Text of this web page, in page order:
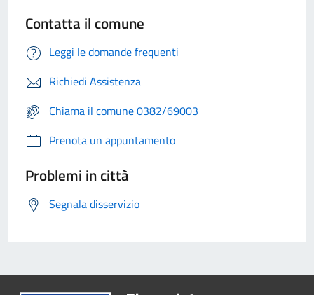
Contatta il comune
Leggi le domande frequenti
Richiedi Assistenza
Chiama il comune 0382/69003
Prenota un appuntamento
Problemi in città
Segnala disservizio